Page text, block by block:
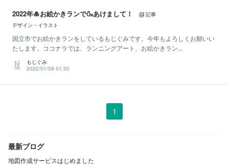
2022年🎍お絵かきランで🍶あけまして！
記事
デザイン・イラスト
国立市でお絵かきランをしているもじぐみです。今年もよろしくお願いい
たします。ココナラでは、ランニングアート、お絵かきラン...
もじぐみ
2022/01/08 01:30
1
最新ブログ
地図作成サービスはじめました